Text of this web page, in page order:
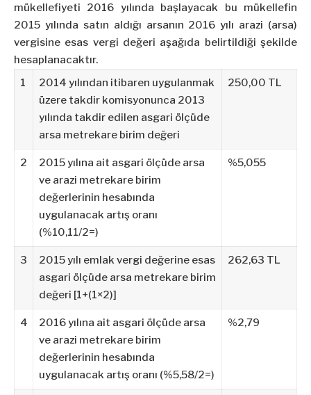
mükellefiyeti 2016 yılında başlayacak bu mükellefin
2015 yılında satın aldığı arsanın 2016 yılı arazi (arsa)
vergisine esas vergi değeri aşağıda belirtildiği şekilde
hesaplanacaktır.
1
2014 yılından itibaren uygulanmak
üzere takdir komisyonunca 2013
yılında takdir edilen asgari ölçüde
arsa metrekare birim değeri
250,00 TL
2
2015 yılına ait asgari ölçüde arsa
ve arazi metrekare birim
değerlerinin hesabında
uygulanacak artış oranı
(%10,11/2=)
%5,055
3
2015 yılı emlak vergi değerine esas
asgari ölçüde arsa metrekare birim
değeri [1+(1×2)]
262,63 TL
4
2016 yılına ait asgari ölçüde arsa
ve arazi metrekare birim
değerlerinin hesabında
uygulanacak artış oranı (%5,58/2=)
%2,79